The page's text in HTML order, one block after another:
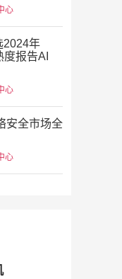
心
2024年
报告AI
心
安全市场全
心